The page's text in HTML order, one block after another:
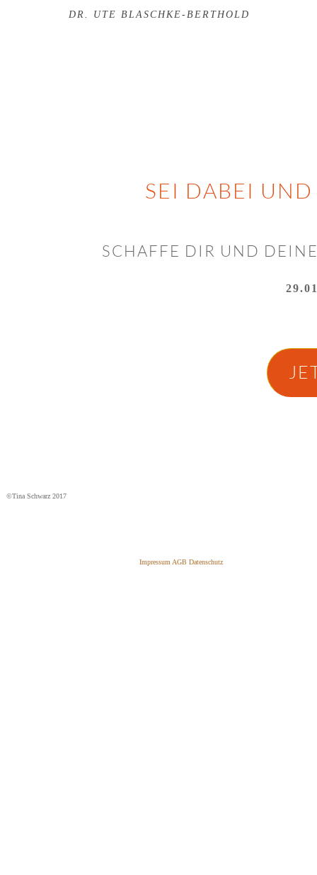
DR. UTE BLASCHKE-BERTHOLD
SEI DABEI
SCHAFFE DIR UND
©Tina Schwarz 2017
Impressum AGB Datenschutz